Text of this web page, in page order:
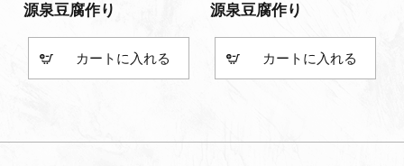
源泉豆腐作り
カート
源泉豆腐作り
カート